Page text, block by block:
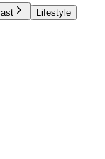
Lifestyle